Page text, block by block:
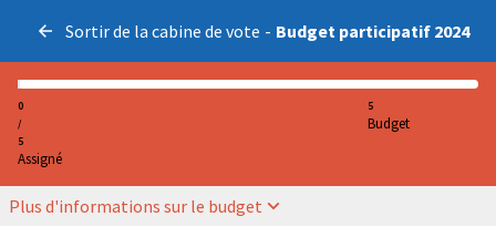
Sortir de la cabine de vote - Budget participatif 2024
0
/
5
Assigné
5
Budget
Plus d'informations sur le budget